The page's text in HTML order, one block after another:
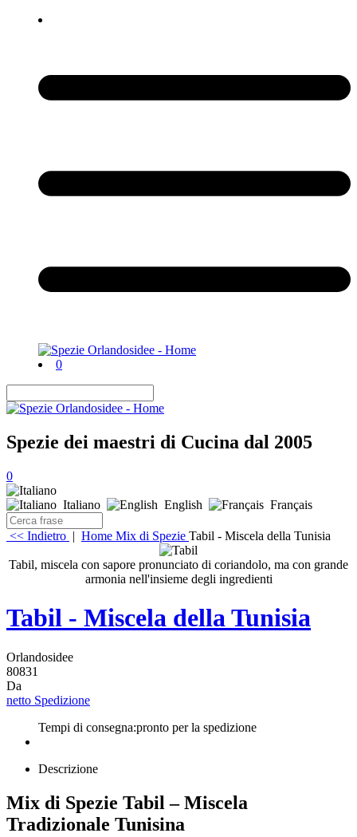
0
Spezie dei maestri di Cucina dal 2005
0
Italiano English Français
<< Indietro | Home Mix di Spezie Tabil - Miscela della Tunisia
Tabil, miscela con sapore pronunciato di coriandolo, ma con grande
armonia nell'insieme degli ingredienti
Tabil - Miscela della Tunisia
Orlandosidee
80831
Da
netto Spedizione
Tempi di consegna:pronto per la spedizione
Descrizione
Mix di Spezie Tabil – Miscela
Tradizionale Tunisina